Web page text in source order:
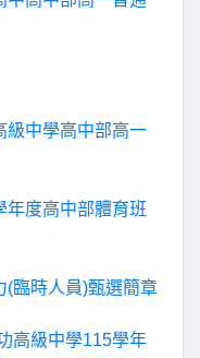
級中學高中部高一
年度高中部體育班
(臨時人員)甄選簡章
高級中學115學年